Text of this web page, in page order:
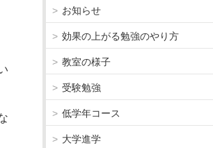
お知らせ
効果の上がる勉強のやり方
教室の様子
受験勉強
低学年コース
大学進学